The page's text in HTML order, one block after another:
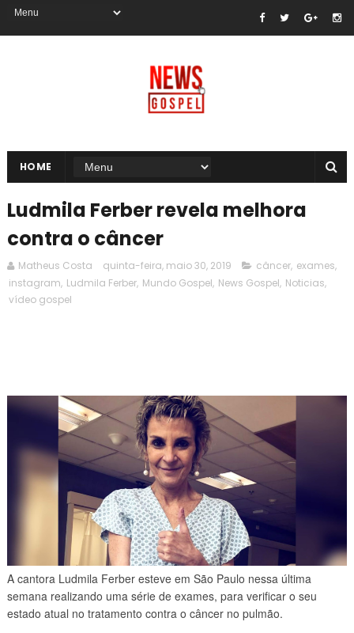
HOME
Ludmila Ferber revela melhora
contra o câncer
Matheus Costa quinta-feira, maio 30, 2019 câncer, exames,
instagram, Ludmila Ferber, Mundo Gospel, News Gospel, Noticias,
vídeo gospel
A cantora Ludmila Ferber esteve em São Paulo nessa última
semana realizando uma série de exames, para verificar o seu
estado atual no tratamento contra o câncer no pulmão.